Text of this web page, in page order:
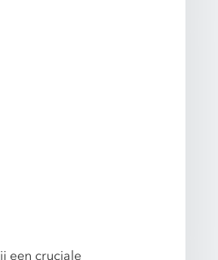
een cruciale